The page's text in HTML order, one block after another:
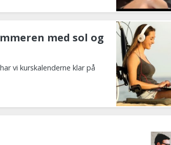
med sol og
vi kurskalenderne klar på